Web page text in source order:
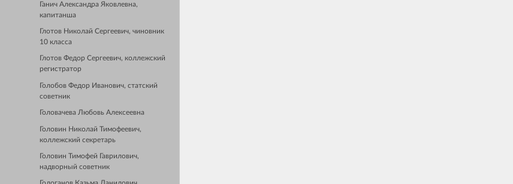
Ганич Александра Яковлевна,
капитанша
Глотов Николай Сергеевич, чиновник
10 класса
Глотов Федор Сергеевич, коллежский
регистратор
Голобов Федор Иванович, статский
советник
Головачева Любовь Алексеевна
Головин Николай Тимофеевич,
коллежский секретарь
Головин Тимофей Гаврилович,
надворный советник